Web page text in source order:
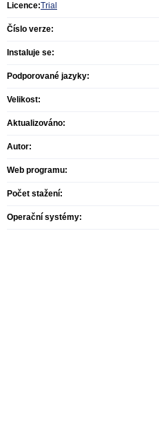
Licence:Trial
Číslo verze:
Instaluje se:
Podporované jazyky:
Velikost:
Aktualizováno:
Autor:
Web programu:
Počet stažení:
Operační systémy: